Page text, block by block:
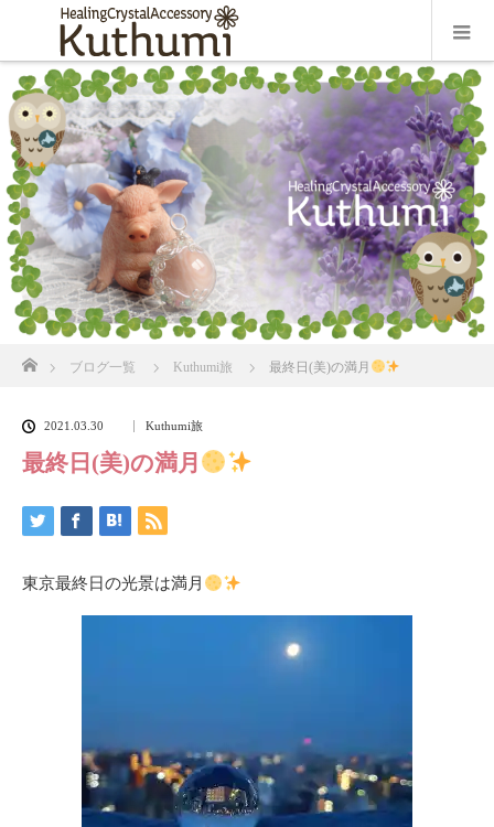
ブログ一覧 Kuthumi旅 最終日(美)の満月
2021.03.30 Kuthumi旅
最終日(美)の満月
東京最終日の光景は満月